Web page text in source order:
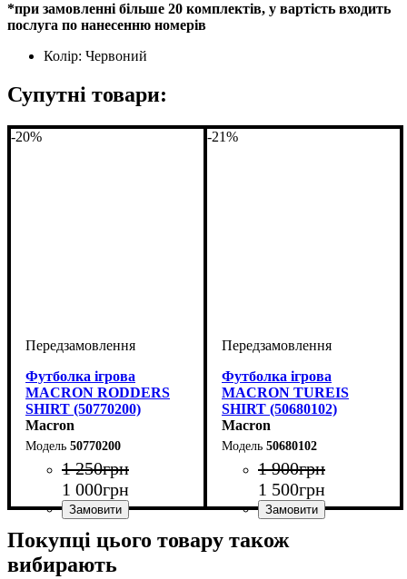
*при замовленні більше 20 комплектів, у вартість входить
послуга по нанесенню номерів
Колір: Червоний
Супутні товари:
-20%
Футболка ігрова
MACRON RODDERS
SHIRT (50770200)
Macron
50770200
1 250грн
1 000грн
-21%
Футболка ігрова
MACRON TUREIS
SHIRT (50680102)
Macron
50680102
1 900грн
1 500грн
Покупці цього товару також
вибирають